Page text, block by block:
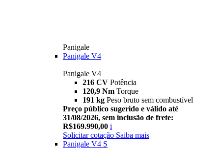
Panigale
Panigale V4
Panigale V4
216 CV Potência
120,9 Nm Torque
191 kg Peso bruto sem combustível
Preço público sugerido e válido até
31/08/2026, sem inclusão de frete:
R$169.990,00 i
Solicitar cotação Saiba mais
Panigale V4 S